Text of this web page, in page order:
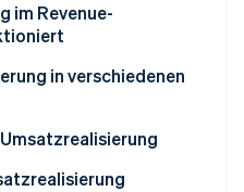
im Revenue-
in verschiedenen